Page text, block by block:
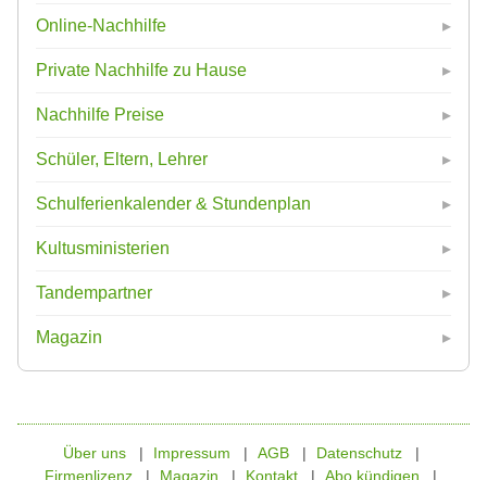
Online-Nachhilfe
Private Nachhilfe zu Hause
Nachhilfe Preise
Schüler, Eltern, Lehrer
Schulferienkalender & Stundenplan
Kultusministerien
Tandempartner
Magazin
Über uns Impressum AGB
Datenschutz
Firmenlizenz
Magazin Kontakt Abo kündigen